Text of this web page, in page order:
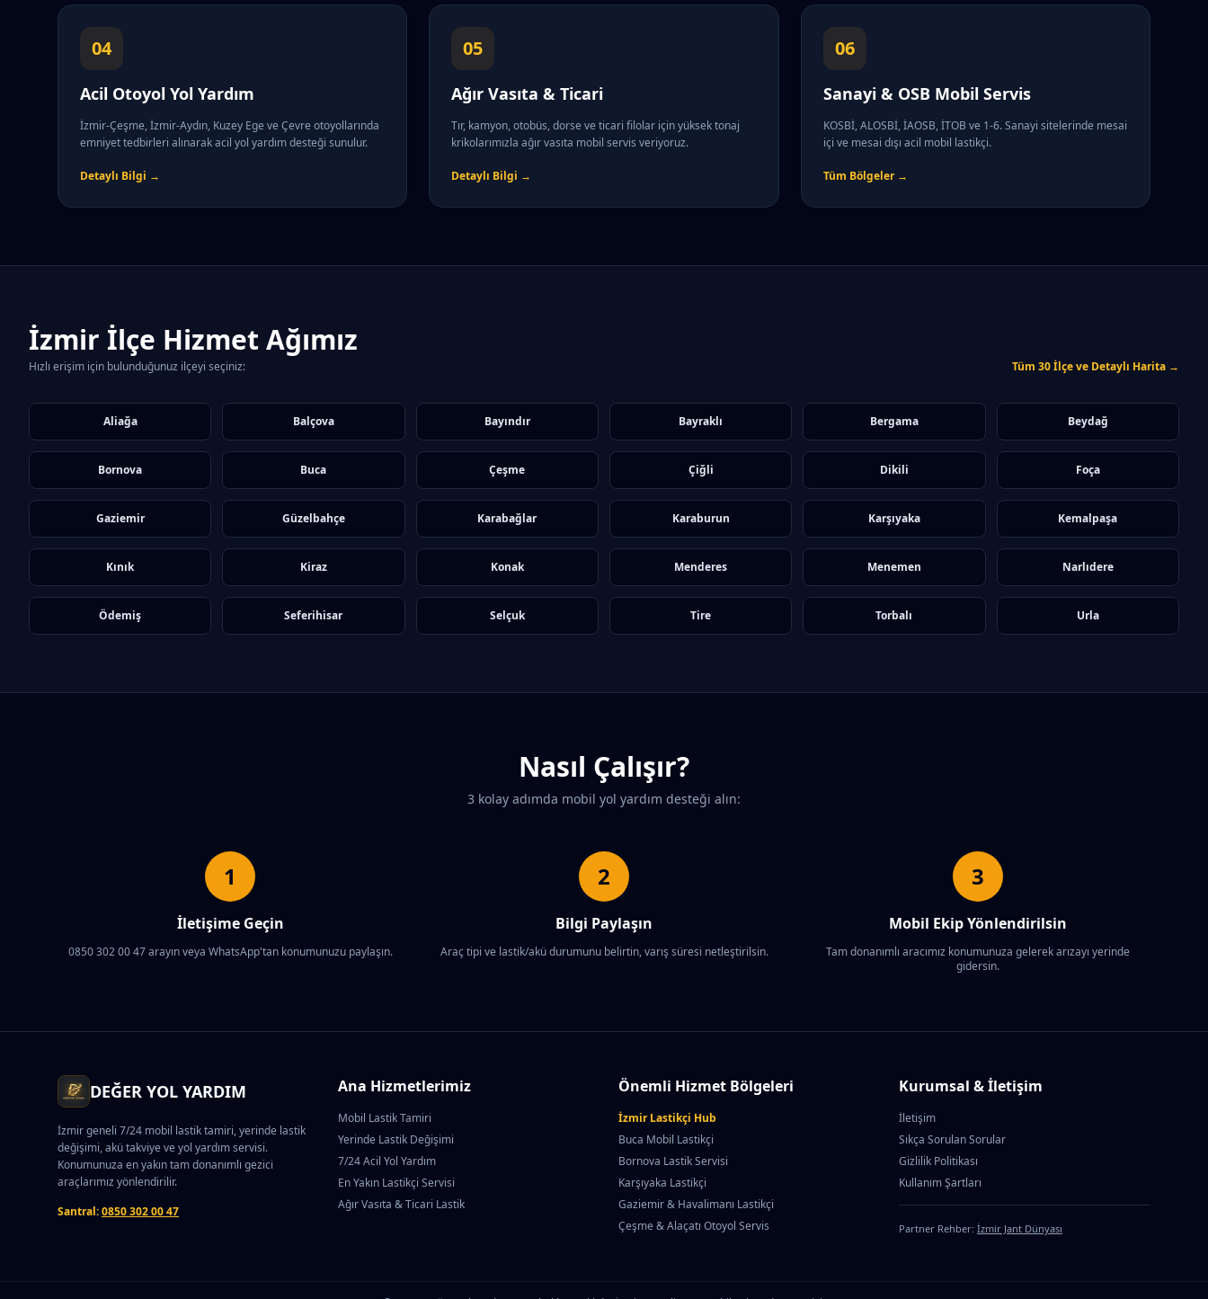
04
Acil Otoyol Yol Yardım
İzmir-Çeşme, İzmir-Aydın, Kuzey Ege ve Çevre otoyollarında
emniyet tedbirleri alınarak acil yol yardım desteği sunulur.
Detaylı Bilgi →
05
Ağır Vasıta & Ticari
Tır, kamyon, otobüs, dorse ve ticari filolar için yüksek tonaj
krikolarımızla ağır vasıta mobil servis veriyoruz.
Detaylı Bilgi →
06
Sanayi & OSB Mobil Servis
KOSBİ, ALOSBİ, İAOSB, İTOB ve 1-6. Sanayi sitelerinde mesai
içi ve mesai dışı acil mobil lastikçi.
Tüm Bölgeler →
İzmir İlçe Hizmet Ağımız
Hızlı erişim için bulunduğunuz ilçeyi seçiniz: Tüm 30 İlçe ve Detaylı Harita →
Aliağa Balçova Bayındır Bayraklı Bergama Beydağ
Bornova Buca Çeşme Çiğli Dikili Foça
Gaziemir Güzelbahçe Karabağlar Karaburun Karşıyaka Kemalpaşa
Kınık Kiraz Konak Menderes Menemen Narlıdere
Ödemiş Seferihisar Selçuk Tire Torbalı Urla
Nasıl Çalışır?
3 kolay adımda mobil yol yardım desteği alın:
1
İletişime Geçin
0850 302 00 47 arayın veya WhatsApp'tan konumunuzu paylaşın.
2
Bilgi Paylaşın
Araç tipi ve lastik/akü durumunu belirtin, varış süresi netleştirilsin.
3
Mobil Ekip Yönlendirilsin
Tam donanımlı aracımız konumunuza gelerek arızayı yerinde
gidersin.
DEĞER YOL YARDIM
İzmir geneli 7/24 mobil lastik tamiri, yerinde lastik
değişimi, akü takviye ve yol yardım servisi.
Konumunuza en yakın tam donanımlı gezici
araçlarımız yönlendirilir.
Santral:0850 302 00 47
Ana Hizmetlerimiz
Mobil Lastik Tamiri
Yerinde Lastik Değişimi
7/24 Acil Yol Yardım
En Yakın Lastikçi Servisi
Ağır Vasıta & Ticari Lastik
Önemli Hizmet Bölgeleri
İzmir Lastikçi Hub
Buca Mobil Lastikçi
Bornova Lastik Servisi
Karşıyaka Lastikçi
Gaziemir & Havalimanı Lastikçi
Çeşme & Alaçatı Otoyol Servis
Kurumsal & İletişim
İletişim
Sıkça Sorulan Sorular
Gizlilik Politikası
Kullanım Şartları
Partner Rehber: İzmir Jant Dünyası